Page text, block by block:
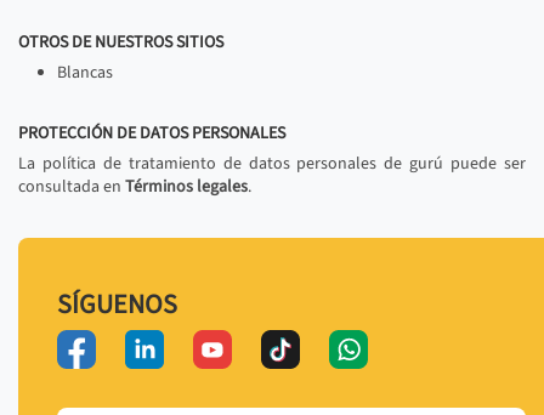
OTROS DE NUESTROS SITIOS
Blancas
PROTECCIÓN DE DATOS PERSONALES
La política de tratamiento de datos personales de gurú puede ser
consultada en Términos legales.
SÍGUENOS